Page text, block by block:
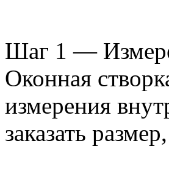
Шаг 1 —
Оконная
измерения
заказать